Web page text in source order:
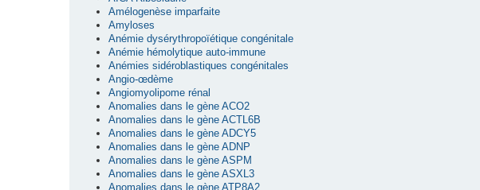
Amélogenèse imparfaite
Amyloses
Anémie dysérythropoïétique congénitale
Anémie hémolytique auto-immune
Anémies sidéroblastiques congénitales
Angio-œdème
Angiomyolipome rénal
Anomalies dans le gène ACO2
Anomalies dans le gène ACTL6B
Anomalies dans le gène ADCY5
Anomalies dans le gène ADNP
Anomalies dans le gène ASPM
Anomalies dans le gène ASXL3
Anomalies dans le gène ATP8A2